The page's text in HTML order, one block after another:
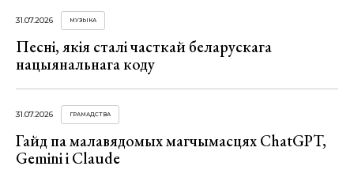
31.07.2026 МУЗЫКА
Песні, якія сталі часткай беларускага
нацыянальнага коду
31.07.2026 ГРАМАДСТВА
Гайд па малавядомых магчымасцях ChatGPT,
Gemini і Claude